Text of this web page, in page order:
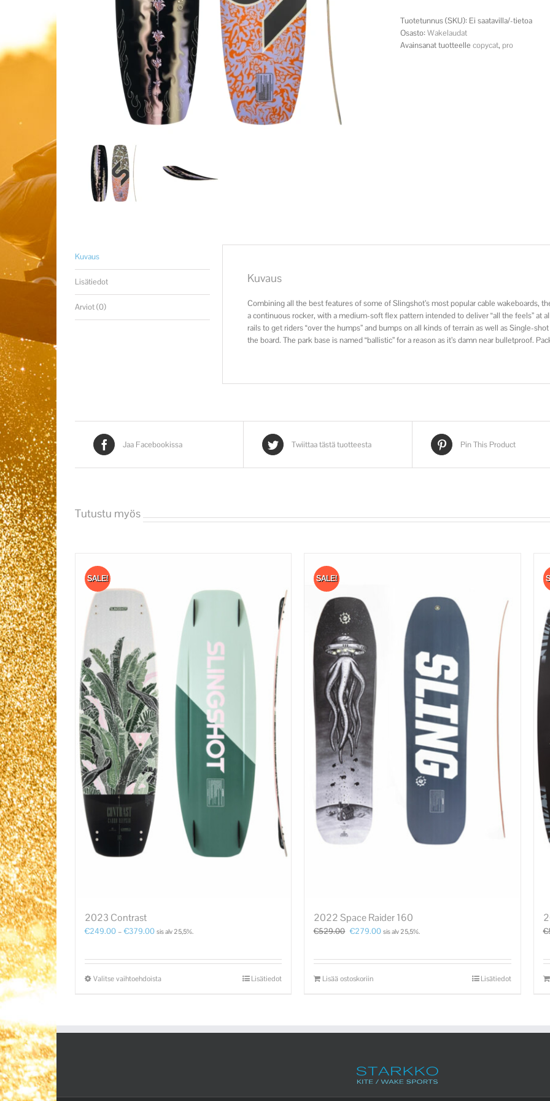
Tuotetunnus (SKU): Ei saatavilla/-tietoa
Osasto:Wakelaudat
Avainsanat tuotteelle copycat, pro
Kuvaus
Lisätiedot
Arviot (0)
Kuvaus
Combining all the best features of some of Slingshot’s most popular cable wakeboards,
a continuous rocker, with a medium-soft flex pattern intended to deliver “all the feels” at
rails to get riders “over the humps” and bumps on all kinds of terrain as well as Single-
the board. The park base is named “ballistic” for a reason as it’s damn near bulletproof.
Jaa Facebookissa Twiittaa tästä tuotteesta Pin This Product
Tutustu myös
SALE!
2023 Contrast
€249.00 –€379.00 sis alv 25,5%.
Valitse vaihtoehdoista Lisätiedot
SALE!
2022 Space Raider 160
€529.00 €279.00 sis alv 25,5%.
Lisää ostoskoriin Lisätiedot
€